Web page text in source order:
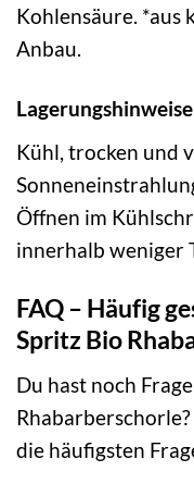
Kohlensäure.
Anbau.
Kühl, trocken und
Öffnen im
innerhalb weniger
FAQ – Häufig
Spritz Bio
Du hast noch
die häufigsten